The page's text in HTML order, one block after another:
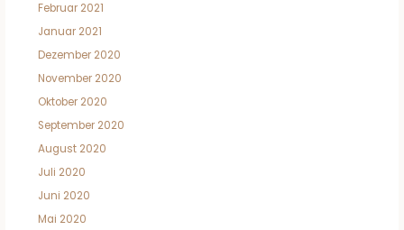
Februar 2021
Januar 2021
Dezember 2020
November 2020
Oktober 2020
September 2020
August 2020
Juli 2020
Juni 2020
Mai 2020